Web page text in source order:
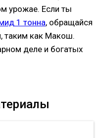
урожае. Если ты
1 тонна, обращайся
таким как Макош.
деле и богатых